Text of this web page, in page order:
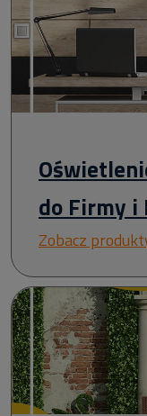
do Firmy i
Zobacz